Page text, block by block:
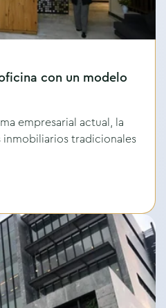
con un modelo
empresarial actual, la
tradicionales